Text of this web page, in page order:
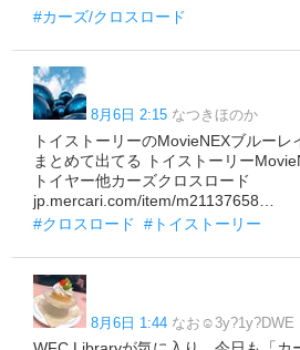
#カーズ/クロスロード
8月6日 2:15 なつきほのか
トイストーリーのMovieNEXブルー
まとめて出てる トイストーリー
トイヤー他カーズクロスロード
jp.mercari.com/item/m21137658…
#クロスロード
#トイストーリー
8月6日 1:44 なお☺︎3y?1y?DWE